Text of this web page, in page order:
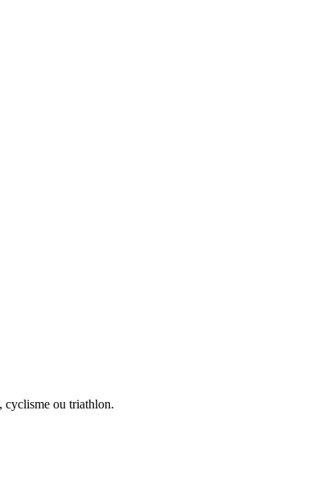
cyclisme ou triathlon.